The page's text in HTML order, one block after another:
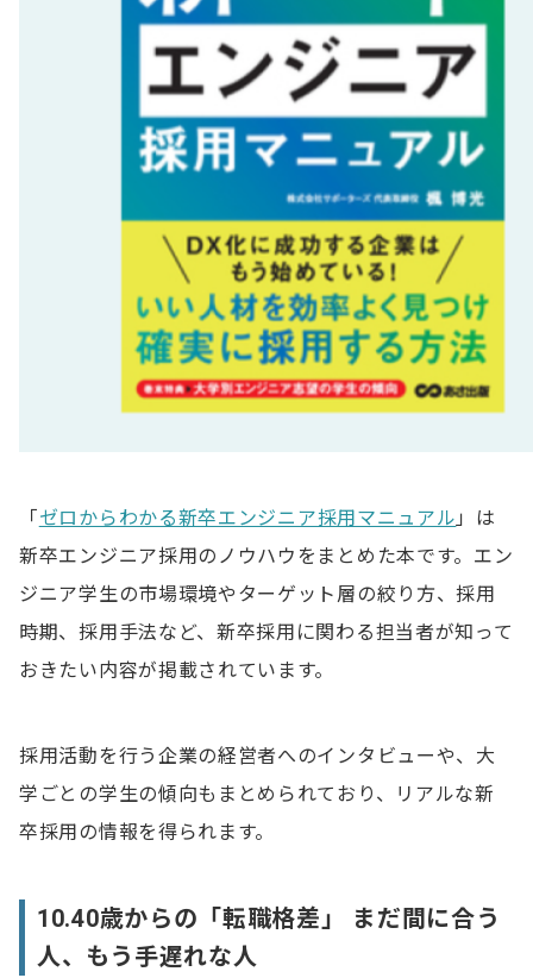
「ゼロからわかる新卒エンジニア採用マニュアル 」は
新卒エンジニア採用のノウハウをまとめた本です。エン
ジニア学生の市場環境やターゲット層の絞り方、採用
時期、採用手法など、新卒採用に関わる担当者が知って
おきたい内容が掲載されています。
採用活動を行う企業の経営者へのインタビューや、大
学ごとの学生の傾向もまとめられており、リアルな新
卒採用の情報を得られます。
10.40歳からの「転職格差」 まだ間に合う
人、もう手遅れな人